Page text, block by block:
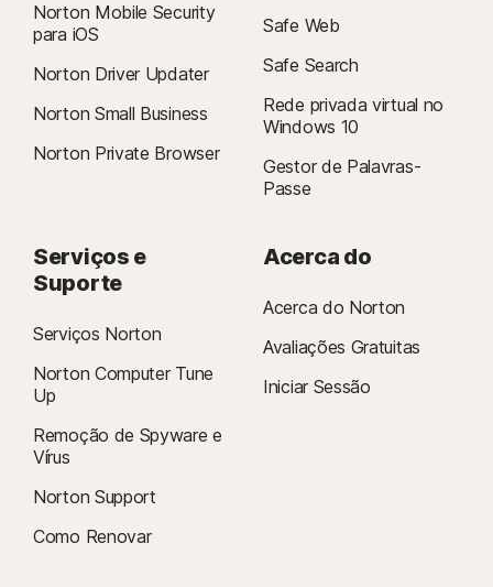
Norton Mobile Security
para iOS
Norton Driver Updater
Norton Small Business
Norton Private Browser
Safe Web
Safe Search
Rede privada virtual no
Windows 10
Gestor de Palavras-
Passe
Serviços e
Suporte
Serviços Norton
Norton Computer Tune
Up
Remoção de Spyware e
Vírus
Norton Support
Como Renovar
Acerca do
Acerca do Norton
Avaliações Gratuitas
Iniciar Sessão